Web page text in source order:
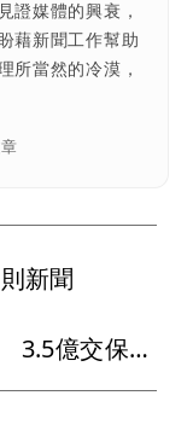
證媒體的興衰，
藉新聞工作幫助
所當然的冷漠，
新聞
九州集團總裁陳政谷羈押期滿 3.5億交保喊沒錢 晚間「這原因」當庭釋放